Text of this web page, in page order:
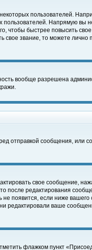
пользователей.
пользователей. Напрямую вы
чтобы быстрее повысить
свое звание, то можете лично
вообще разрешена
отправкой сообщения, или
свое сообщение,
после редактирования
не появится, если ниже
редактировали ваше
флажком пункт